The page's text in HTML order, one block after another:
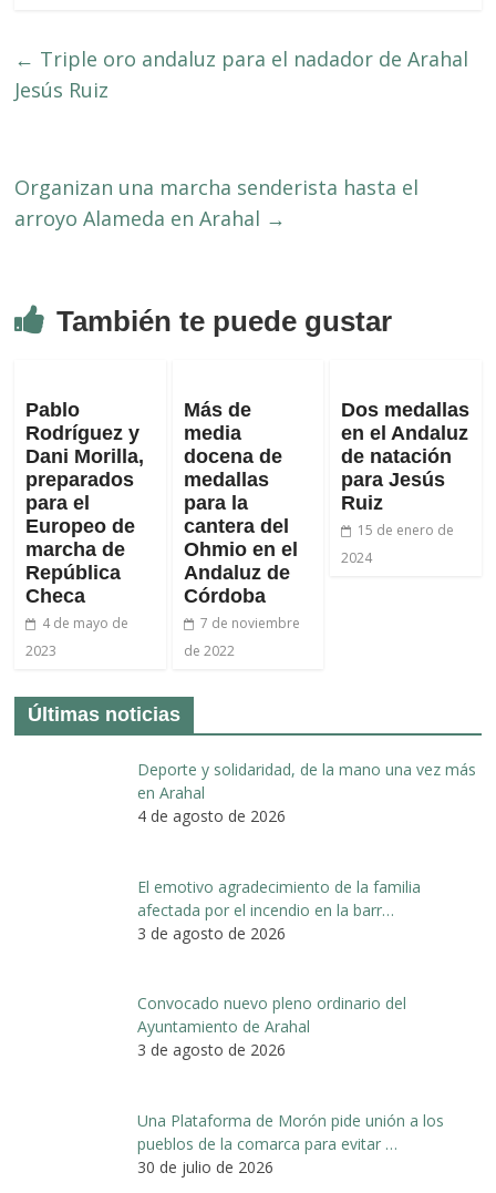
← Triple oro andaluz para el nadador de Arahal
Jesús Ruiz
Organizan una marcha senderista hasta el
arroyo Alameda en Arahal →
También te puede gustar
Pablo
Rodríguez y
Dani Morilla,
preparados
para el
Europeo de
marcha de
República
Checa
4 de mayo de
2023
Más de
media
docena de
medallas
para la
cantera del
Ohmio en el
Andaluz de
Córdoba
7 de noviembre
de 2022
Dos medallas
en el Andaluz
de natación
para Jesús
Ruiz
15 de enero de
2024
Últimas noticias
Deporte y solidaridad, de la mano una vez más
en Arahal
4 de agosto de 2026
El emotivo agradecimiento de la familia
afectada por el incendio en la barr…
3 de agosto de 2026
Convocado nuevo pleno ordinario del
Ayuntamiento de Arahal
3 de agosto de 2026
Una Plataforma de Morón pide unión a los
pueblos de la comarca para evitar …
30 de julio de 2026